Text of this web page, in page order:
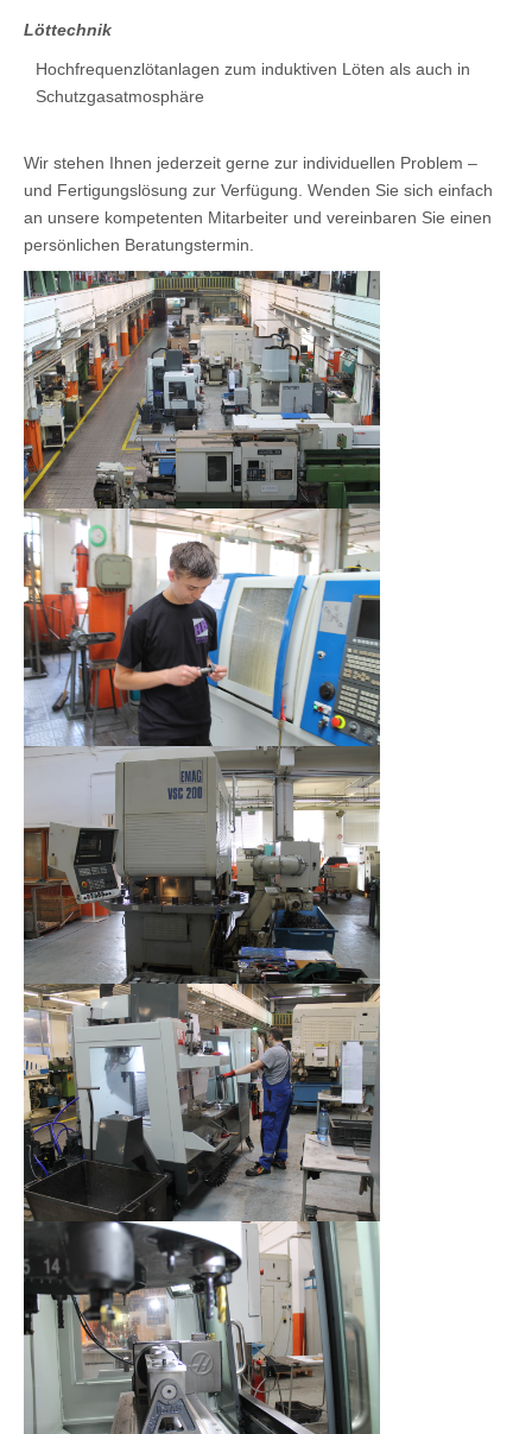
Löttechnik
Hochfrequenzlötanlagen zum induktiven Löten als auch in
Schutzgasatmosphäre
Wir stehen Ihnen jederzeit gerne zur individuellen Problem –
und Fertigungslösung zur Verfügung. Wenden Sie sich einfach
an unsere kompetenten Mitarbeiter und vereinbaren Sie einen
persönlichen Beratungstermin.